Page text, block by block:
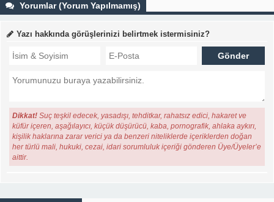
Yorumlar (Yorum Yapılmamış)
Yazı hakkında görüşlerinizi belirtmek istermisiniz?
Dikkat! Suç teşkil edecek, yasadışı, tehditkar, rahatsız edici, hakaret ve
küfür içeren, aşağılayıcı, küçük düşürücü, kaba, pornografik, ahlaka aykırı,
kişilik haklarına zarar verici ya da benzeri niteliklerde içeriklerden doğan
her türlü mali, hukuki, cezai, idari sorumluluk içeriği gönderen Üye/Üyeler’e
aittir.